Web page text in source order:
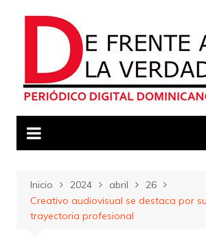
Inicio 2024 abril
26
Creativo audiovisual se destaca por
trayectoria profesional